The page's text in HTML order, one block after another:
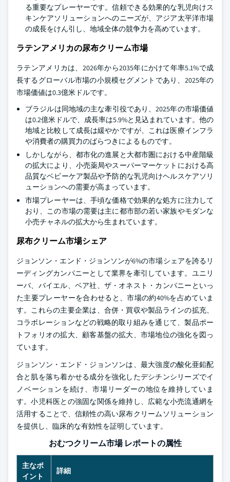
る重要なプレーヤーです。信頼できる効果的な乳児向けス
キンケアソリューションへのニーズが、アジア太平洋市場
の成長をけん引し、地域全体の競争力を高めています。
ラテンアメリカの尿布クリーム市場
ラテンアメリカは、2026年から2035年にかけて年率5.1%で成
長するグローバル市場の小規模セグメントであり、2025年の
市場価値は0.3億米ドルです。
ブラジルは同地域の主な牽引役であり、2025年の市場価値
は0.2億米ドルで、成長率は5.9%と見込まれています。他の
地域と比較して成長は緩やかですが、これは医療インフラ
や消費者の購買力のばらつきによるものです。
しかしながら、都市化の進展と大都市圏における中産階級
の拡大により、小売薬局やスーパーマーケットにおける高
品質なベビーケア製品や予防的な乳児向けヘルスケアソリ
ューションへの需要が高まっています。
市場プレーヤーは、手頃な価格で効果的な処方に注力して
おり、この市場の需要は主に都市部の若い家族やモダンな
小売チャネルの拡大から生まれています。
尿布クリーム市場シェア
ジョンソン・エンド・ジョンソンが6%の市場シェアを誇るリ
ーディングカンパニーとして業界を牽引しています。ユニリ
ーバ、バイエル、ベア社、ザ・オネスト・カンパニーといっ
た主要プレーヤーを合わせると、市場の約40%を占めていま
す。これらの主要企業は、合併・買収や製品ラインの拡充、
コラボレーションなどの戦略的取り組みを通じて、製品ポー
トフォリオの拡大、顧客基盤の拡大、市場地位の強化を図っ
ています。
ジョンソン・エンド・ジョンソンは、最大強度の酸化亜鉛配
合と肌を落ち着かせる成分を強化したデシチンシリーズでイ
ノベーションを続け、市場リーダーの地位を維持していま
す。小児科医との強固な関係を維持し、広範な小売流通網を
活用することで、信頼性の高い尿布クリームソリューション
を提供し、臨床的な有効性を証明しています。
おむつクリーム市場 レポートの属性
主なポ
イント
詳細